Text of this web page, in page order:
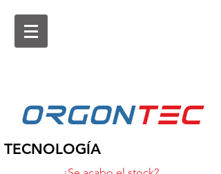
ORGONtEc
TECNOLOGÍA